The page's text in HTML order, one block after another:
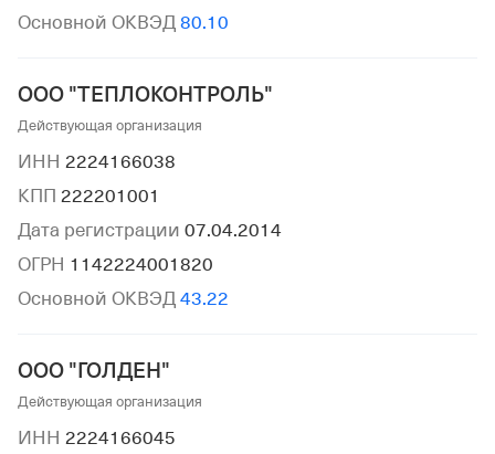
Основной ОКВЭД 80.10
ООО "ТЕПЛОКОНТРОЛЬ"
Действующая организация
ИНН 2224166038
КПП 222201001
Дата регистрации 07.04.2014
ОГРН 1142224001820
Основной ОКВЭД 43.22
ООО "ГОЛДЕН"
Действующая организация
ИНН 2224166045